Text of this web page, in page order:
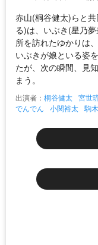
赤山(桐谷健太)らと
る)は、いぶき(星乃
所を訪れたゆかりは
いぶきが娘といる姿
たが、次の瞬間、見
まう。
出演者： 桐谷健太 宮世
でんでん
小関裕太 駒